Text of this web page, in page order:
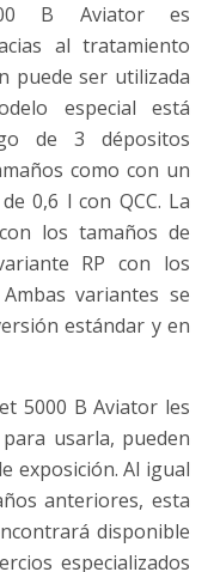
B Aviator es
al tratamiento
puede ser uti­lizada
especial está
de 3 dépositos
como con un
0,6 l con QCC. La
los tamaños de
RP con los
variantes se
estándar y en
5000 B Aviator les
usarla, pueden
exposición. Al igual
anteriores, esta
disponible
especializados